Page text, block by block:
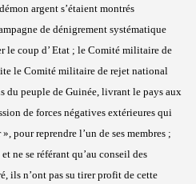
argent s’étaient montrés
de dénigrement systématique
le coup d’ Etat ; le Comité militaire de
le Comité militaire de rejet national
du peuple de Guinée, livrant le pays aux
de forces négatives extérieures qui
pour reprendre l’un de ses membres ;
ne se référant qu’au conseil des
ils n’ont pas su tirer profit de cette